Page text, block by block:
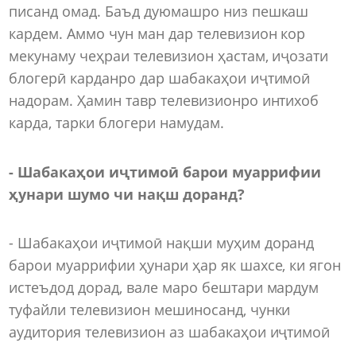
писанд омад. Баъд дуюмашро низ пешкаш
кардем. Аммо чун ман дар телевизион кор
мекунаму чеҳраи телевизион ҳастам, иҷозати
блогерӣ карданро дар шабакаҳои иҷтимоӣ
надорам. Ҳамин тавр телевизионро интихоб
карда, тарки блогери намудам.
- Шабакаҳои иҷтимоӣ барои муаррифии
ҳунари шумо чи нақш доранд?
- Шабакаҳои иҷтимоӣ нақши муҳим доранд
барои муаррифии ҳунари ҳар як шахсе, ки ягон
истеъдод дорад, вале маро бештари мардум
туфайли телевизион мешиносанд, чунки
аудитория телевизион аз шабакаҳои иҷтимоӣ